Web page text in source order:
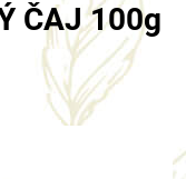
ČAJ 100g